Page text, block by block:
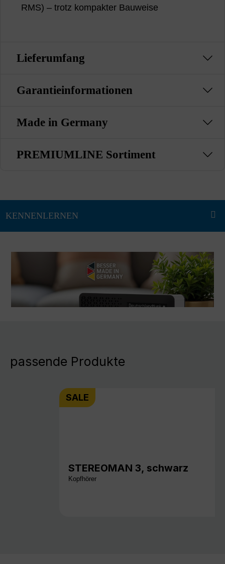
RMS) – trotz kompakter Bauweise
Lieferumfang
Garantieinformationen
Made in Germany
PREMIUMLINE Sortiment
passende Produkte
SALE
STEREOMAN 3, schwarz
Kopfhörer